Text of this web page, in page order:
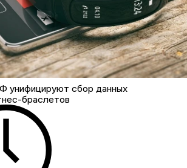
унифицируют сбор данных
браслетов